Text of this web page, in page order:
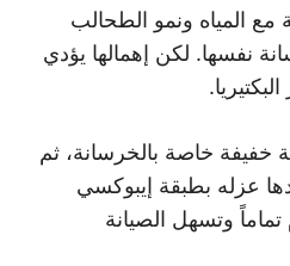
المياه ونمو الطحالب
نفسها. لكن إهمالها يؤدي
خفيفة خاصة بالخرسانة، ثم
عزله بطبقة إيبوكسي
وتسهل الصيانة